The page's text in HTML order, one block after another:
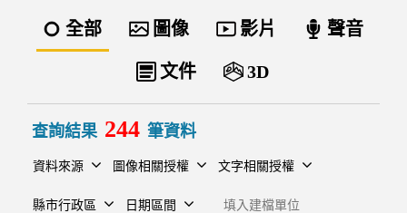
資料類型
全部 圖像 影片 聲音
文件 3D
查詢結果 244 筆資料
資料來源 圖像相關授權 文字相關授權
縣市行政區 日期區間
建檔單位